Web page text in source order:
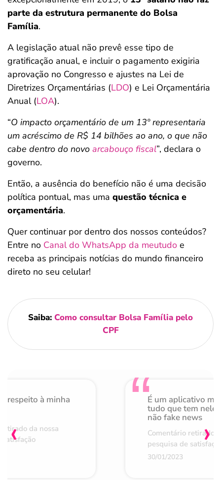
parte da estrutura permanente do Bolsa
Família.
A legislação atual não prevê esse tipo de
gratificação anual, e incluir o pagamento exigiria
aprovação no Congresso e ajustes na Lei de
Diretrizes Orçamentárias (LDO) e Lei Orçamentária
Anual (LOA).
“O impacto orçamentário de um 13º representaria
um acréscimo de R$ 14 bilhões ao ano, o que não
cabe dentro do novo arcabouço fiscal”, declara o
governo.
Então, a ausência do benefício não é uma decisão
política pontual, mas uma questão técnica e
orçamentária.
Quer continuar por dentro dos nossos conteúdos?
Entre no Canal do WhatsApp da meutudo e
receba as principais notícias do mundo financeiro
direto no seu celular!
Saiba: Como consultar Bolsa Família pelo
CPF
respeito à minha
da nossa
É um aplicativo
tudo que tem nele
não fake news
Comentário retirado
pesquisa de
30/01/2023
‹ ›